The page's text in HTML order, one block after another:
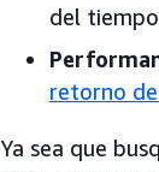
del
retorno
Ya sea que